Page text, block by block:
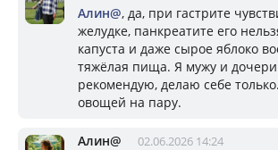
Алин@, да, при гастрите
желудке, панкреатите его
капуста и даже сырое яблоко
тяжёлая пища. Я мужу и
рекомендую, делаю себе
овощей на пару.
Алин@ 02.06.2026 14:24